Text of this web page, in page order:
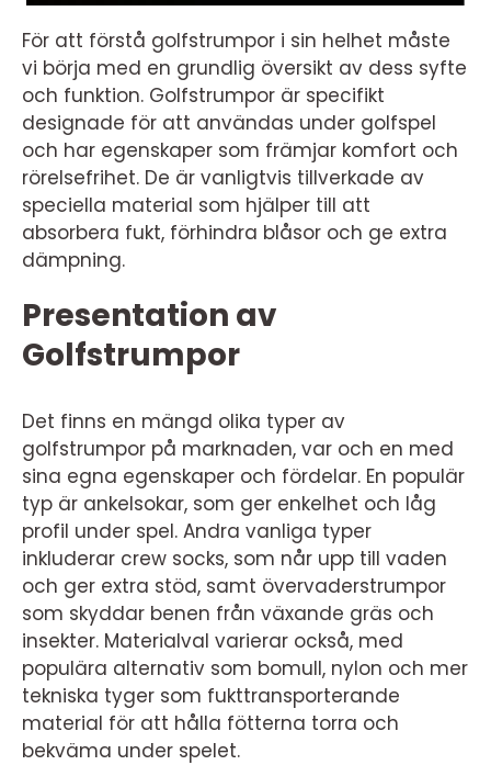
För att förstå golfstrumpor i sin helhet måste
vi börja med en grundlig översikt av dess syfte
och funktion. Golfstrumpor är specifikt
designade för att användas under golfspel
och har egenskaper som främjar komfort och
rörelsefrihet. De är vanligtvis tillverkade av
speciella material som hjälper till att
absorbera fukt, förhindra blåsor och ge extra
dämpning.
Presentation av
Golfstrumpor
Det finns en mängd olika typer av
golfstrumpor på marknaden, var och en med
sina egna egenskaper och fördelar. En populär
typ är ankelsokar, som ger enkelhet och låg
profil under spel. Andra vanliga typer
inkluderar crew socks, som når upp till vaden
och ger extra stöd, samt övervaderstrumpor
som skyddar benen från växande gräs och
insekter. Materialval varierar också, med
populära alternativ som bomull, nylon och mer
tekniska tyger som fukttransporterande
material för att hålla fötterna torra och
bekväma under spelet.